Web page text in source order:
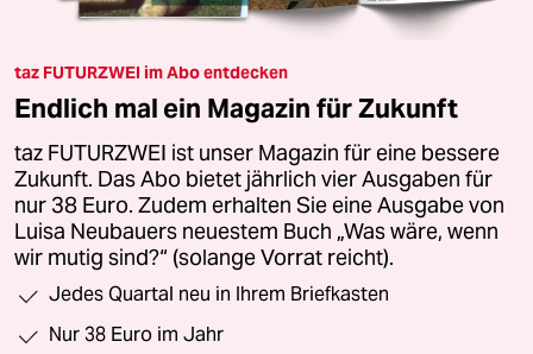
taz FUTURZWEI im Abo entdecken
Endlich mal ein Magazin für Zukunft
taz FUTURZWEI ist unser Magazin für eine bessere
Zukunft. Das Abo bietet jährlich vier Ausgaben für
nur 38 Euro. Zudem erhalten Sie eine Ausgabe von
Luisa Neubauers neuestem Buch „Was wäre, wenn
wir mutig sind?“ (solange Vorrat reicht).
Jedes Quartal neu in Ihrem Briefkasten
Nur 38 Euro im Jahr